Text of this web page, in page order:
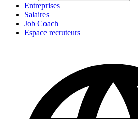
Entreprises
Salaires
Job Coach
Espace recruteurs